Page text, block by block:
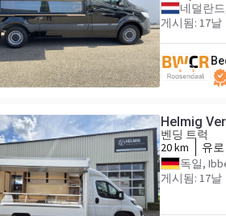
네덜란
게시됨: 17날
Helmig
벤딩 트럭
20 km
유로
독일,
게시됨: 17날